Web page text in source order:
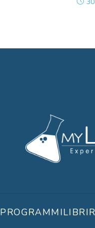
PROGRAMMILIBRI